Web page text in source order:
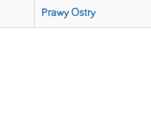
Prawy Ostry